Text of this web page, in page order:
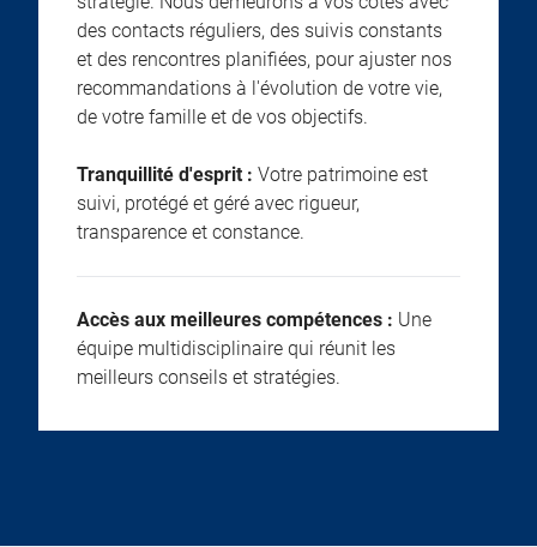
des contacts réguliers, des suivis constants
et des rencontres planifiées, pour ajuster nos
recommandations à l'évolution de votre vie,
de votre famille et de vos objectifs.
Tranquillité d'esprit : Votre patrimoine est
suivi, protégé et géré avec rigueur,
transparence et constance.
Accès aux meilleures compétences : Une
équipe multidisciplinaire qui réunit les
meilleurs conseils et stratégies.